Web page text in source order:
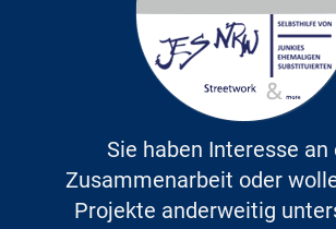
Sie haben Interesse an
Zusammenarbeit oder
Projekte anderweitig